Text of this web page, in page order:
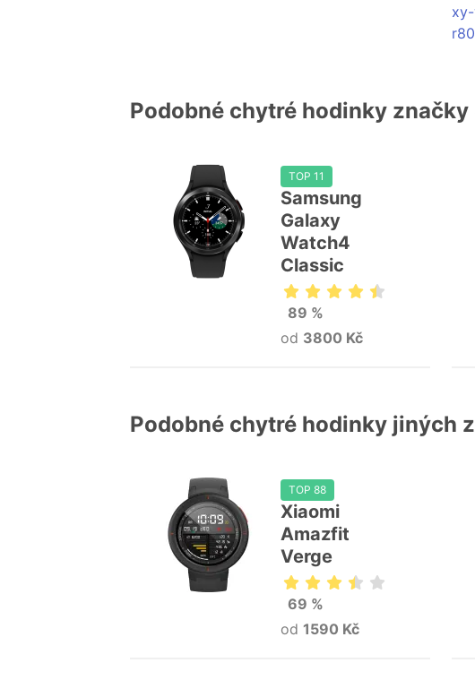
Podobné chytré hodinky značky
TOP 11
Samsung
Galaxy
Watch4
Classic
89 %
od 3800 Kč
Podobné chytré hodinky jiných
TOP 88
Xiaomi
Amazfit
Verge
69 %
od 1590 Kč